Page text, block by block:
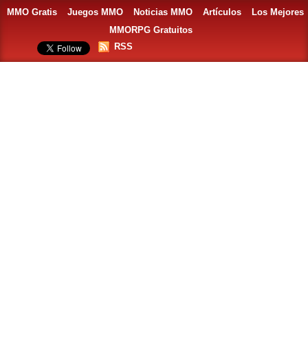
MMO Gratis Juegos MMO Noticias MMO Artículos
Los Mejores
MMORPG Gratuitos
RSS